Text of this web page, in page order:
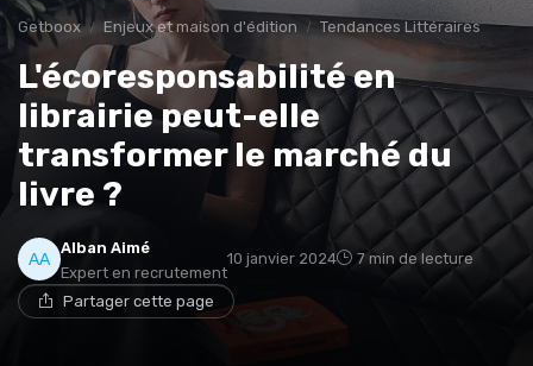
Getboox Enjeux et maison d'édition Tendances Littéraires
L'écoresponsabilité en
librairie peut-elle
transformer le marché du
livre ?
Alban Aimé
Expert en recrutement
10 janvier 2024 7 min de lecture
Partager cette page